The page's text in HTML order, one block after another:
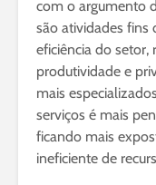
com o argumento
são atividades fins
eficiência do setor,
produtividade e
mais
serviços é mais
ficando mais
ineficiente de